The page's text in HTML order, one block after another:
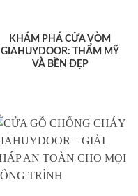
KHÁM PHÁ CỬA VÒM
GIAHUYDOOR: THẨM MỸ
VÀ BỀN ĐẸP